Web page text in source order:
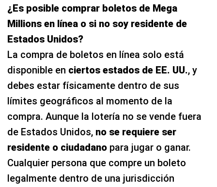
¿Es posible comprar boletos de Mega
Millions en línea o si no soy residente de
Estados Unidos?
La compra de boletos en línea solo está
disponible en ciertos estados de EE. UU., y
debes estar físicamente dentro de sus
límites geográficos al momento de la
compra. Aunque la lotería no se vende fuera
de Estados Unidos, no se requiere ser
residente o ciudadano para jugar o ganar.
Cualquier persona que compre un boleto
legalmente dentro de una jurisdicción